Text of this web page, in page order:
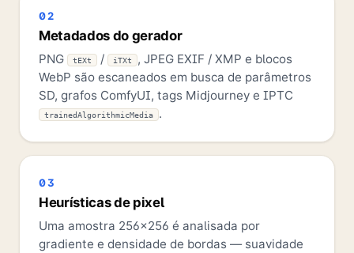
02
Metadados do gerador
PNG tEXt / iTXt
, JPEG EXIF / XMP e blocos
WebP são escaneados em busca de parâmetros
SD, grafos ComfyUI, tags Midjourney e IPTC
trainedAlgorithmicMedia .
03
Heurísticas de pixel
Uma amostra 256×256 é analisada por
gradiente e densidade de bordas — suavidade